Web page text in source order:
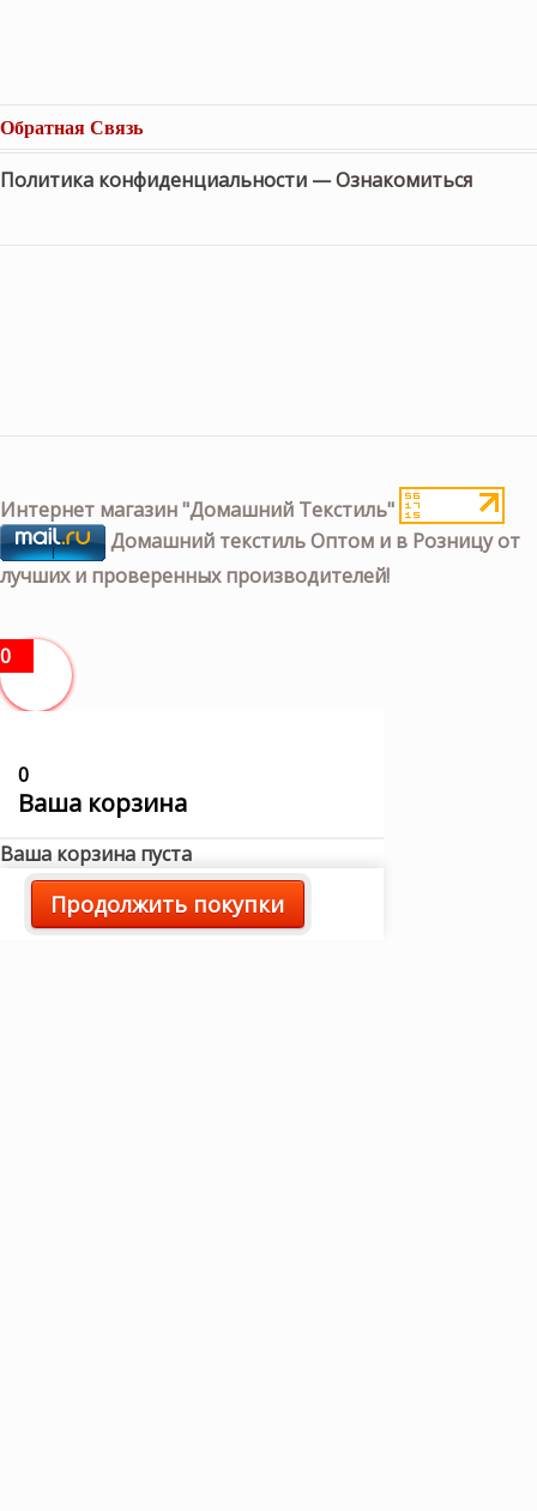
Обратная Связь
Политика конфиденциальности —Ознакомиться
Интернет магазин "Домашний Текстиль"
Домашний текстиль Оптом и в Розницу от
лучших и проверенных производителей!
0
0
Ваша корзина
Ваша корзина пуста
Продолжить покупки